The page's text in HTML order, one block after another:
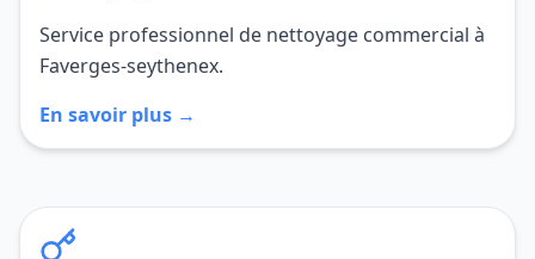
Service professionnel de nettoyage commercial à
Faverges-seythenex.
En savoir plus →